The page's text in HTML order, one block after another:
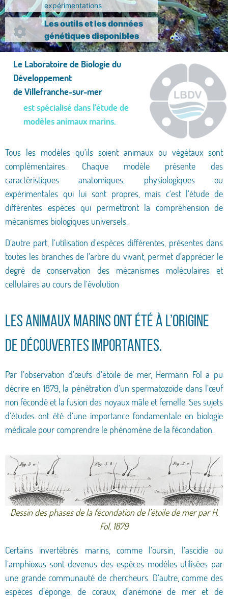
expérimentations
Les outils et les données
génétiques disponibles
Le Laboratoire de Biologie du
Développement
de Villefranche-sur-mer
est spécialisé dans l’étude de
modèles animaux marins.
Tous les modèles qu’ils soient animaux ou végétaux sont
complémentaires. Chaque modèle présente des
caractéristiques anatomiques, physiologiques ou
expérimentales qui lui sont propres, mais c’est l’étude de
différentes espèces qui permettront la compréhension de
mécanismes biologiques universels.
D’autre part, l’utilisation d’espèces différentes, présentes dans
toutes les branches de l’arbre du vivant, permet d’apprécier le
degré de conservation des mécanismes moléculaires et
cellulaires au cours de l’évolution
Les animaux marins ont été à l’origine
de découvertes importantes.
Par l’observation d’œufs d’étoile de mer, Hermann Fol a pu
décrire en 1879, la pénétration d’un spermatozoïde dans l’œuf
non fécondé et la fusion des noyaux mâle et femelle. Ses sujets
d’études ont été d’une importance fondamentale en biologie
médicale pour comprendre le phénomène de la fécondation.
Dessin des phases de la fécondation de l’étoile de mer par H.
Fol, 1879
Certains invertébrés marins, comme l’oursin, l’ascidie ou
l’amphioxus sont devenus des espèces modèles utilisées par
une grande communauté de chercheurs. D’autre, comme des
espèces d’éponge, de coraux, d’anémone de mer et de